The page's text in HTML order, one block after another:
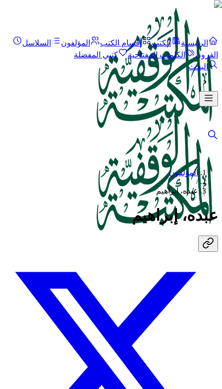
الرئيسية الكتب أقسام الكتب المؤلفون
السلاسل
القرون
الكلمات المفتاحية
كتبي المفضلة
البحث
المؤلفون
/
عبده، إبراهيم
عبده، إبراهيم